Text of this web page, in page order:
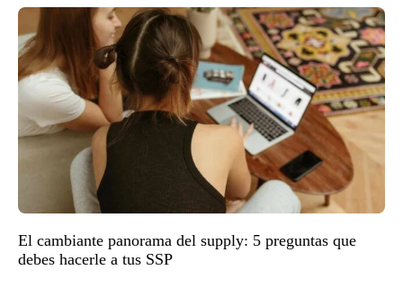
El cambiante panorama del supply: 5 preguntas que
debes hacerle a tus SSP